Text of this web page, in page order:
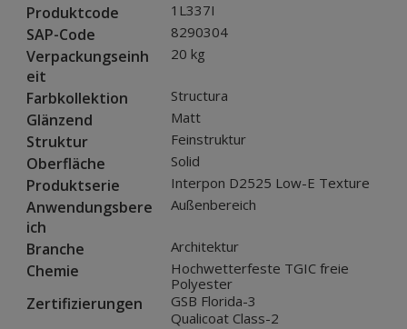
Produktcode 1L337I
SAP-Code 8290304
Verpackungseinh
eit
20 kg
Farbkollektion Structura
Glänzend Matt
Struktur Feinstruktur
Oberfläche Solid
Produktserie Interpon D2525 Low-E Texture
Anwendungsbere
ich
Außenbereich
Branche Architektur
Chemie
Hochwetterfeste TGIC freie
Polyester
Zertifizierungen
GSB Florida-3
Qualicoat Class-2